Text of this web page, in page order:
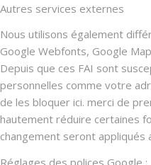
Autres services externes
Nous utilisons également
Google Webfonts, Google
Depuis que ces FAI sont
personnelles comme votre
de les bloquer ici. merci de
hautement réduire certaines
changement seront appliqués